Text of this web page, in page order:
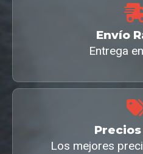
Envío
Entrega
Los mejores